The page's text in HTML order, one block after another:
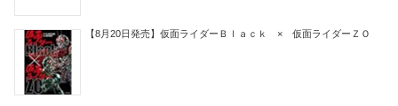
【8月20日発売】仮面ライダーＢｌａｃｋ × 仮面ライダーＺＯ